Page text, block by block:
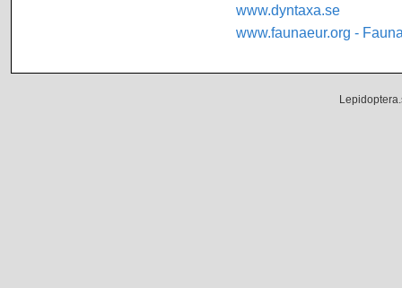
www.dyntaxa.se
www.faunaeur.org -